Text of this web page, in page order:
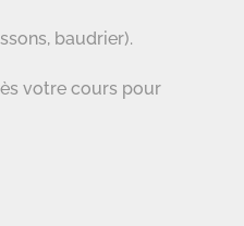
baudrier).
votre cours pour